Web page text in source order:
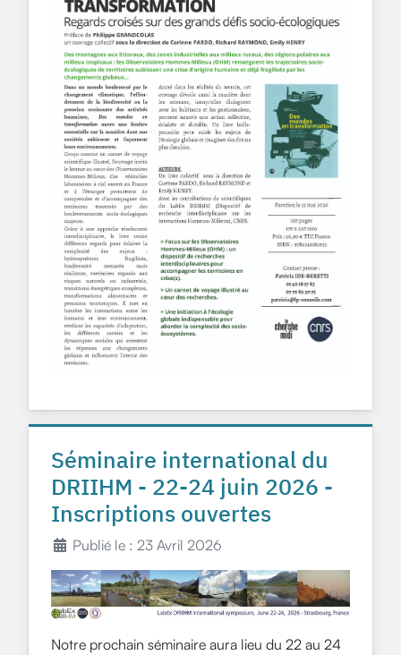
Séminaire international du
DRIIHM - 22-24 juin 2026 -
Inscriptions ouvertes
Publié le : 23 Avril 2026
Notre prochain séminaire aura lieu du 22 au 24